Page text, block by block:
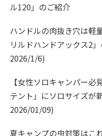
ル120」のご紹介
ハンドルの肉抜き穴は軽
リルドハンドアックス2
2026/1/6)
【女性ソロキャンパー必
テント」にソロサイズが
2026/01/09)
夏キャンプの虫対策はこ